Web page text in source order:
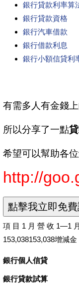
銀行貸款利率算
銀行貸款資格
銀行汽車借款
銀行借款利息
銀行小額信貸利
有需多人有金錢
所以分享了一點
希望可以幫助各
http://
項目1月營收1—1月
153,038153,038增減金
銀行個人信貸
銀行貸款試算